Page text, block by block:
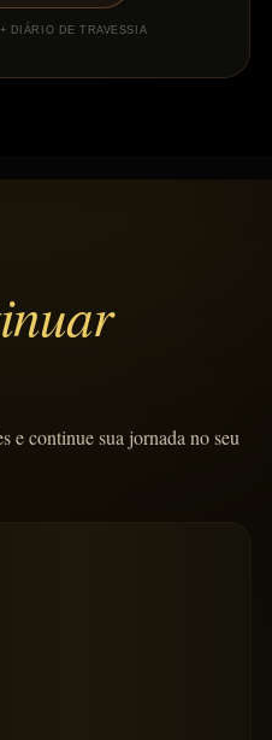
DIÁRIO DE TRAVESSIA
e continue sua jornada no seu